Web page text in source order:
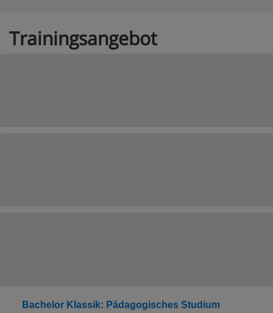
Trainingsangebot
Bachelor Klassik: Pädagogisches Studium